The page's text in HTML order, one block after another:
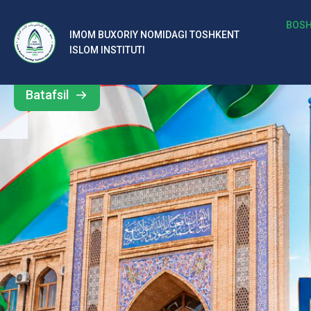
IMOM BUXORIY NOMIDAGI TOSHKENT
ISLOM INSTITUTI
b
al
ar
o‘
rt
a
si
d
Barcha
yangiliklar
Batafsil